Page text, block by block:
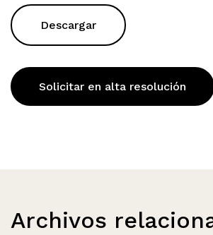
Descargar
Solicitar en alta resolución
Archivos